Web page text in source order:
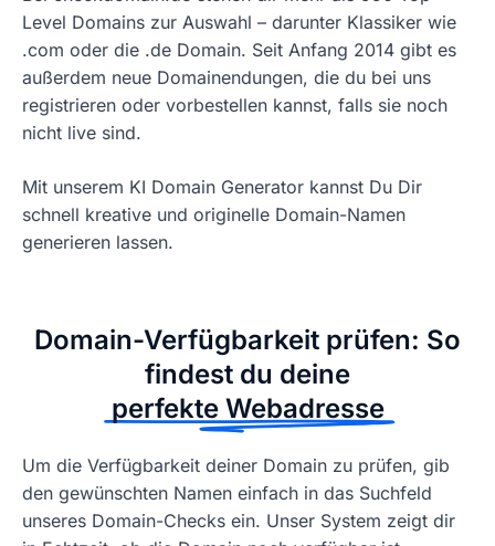
Level Domains zur Auswahl – darunter Klassiker wie
.com oder die .de Domain. Seit Anfang 2014 gibt es
außerdem neue Domainendungen, die du bei uns
registrieren oder vorbestellen kannst, falls sie noch
nicht live sind.
Mit unserem KI Domain Generator kannst Du Dir
schnell kreative und originelle Domain-Namen
generieren lassen.
Domain-Verfügbarkeit prüfen: So
findest du deine
perfekte Webadresse
Um die Verfügbarkeit deiner Domain zu prüfen, gib
den gewünschten Namen einfach in das Suchfeld
unseres Domain-Checks ein. Unser System zeigt dir